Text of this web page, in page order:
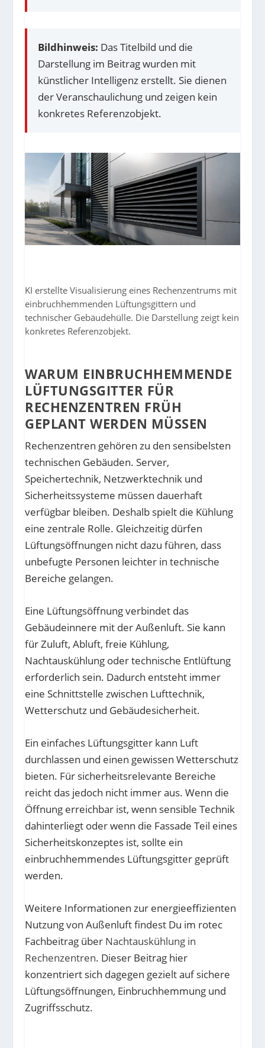
Bildhinweis: Das Titelbild und die
Darstellung im Beitrag wurden mit
künstlicher Intelligenz erstellt. Sie dienen
der Veranschaulichung und zeigen kein
konkretes Referenzobjekt.
KI erstellte Visualisierung eines Rechenzentrums mit
einbruchhemmenden Lüftungsgittern und
technischer Gebäudehülle. Die Darstellung zeigt kein
konkretes Referenzobjekt.
WARUM EINBRUCHHEMMENDE
LÜFTUNGSGITTER FÜR
RECHENZENTREN FRÜH
GEPLANT WERDEN MÜSSEN
Rechenzentren gehören zu den sensibelsten
technischen Gebäuden. Server,
Speichertechnik, Netzwerktechnik und
Sicherheitssysteme müssen dauerhaft
verfügbar bleiben. Deshalb spielt die Kühlung
eine zentrale Rolle. Gleichzeitig dürfen
Lüftungsöffnungen nicht dazu führen, dass
unbefugte Personen leichter in technische
Bereiche gelangen.
Eine Lüftungsöffnung verbindet das
Gebäudeinnere mit der Außenluft. Sie kann
für Zuluft, Abluft, freie Kühlung,
Nachtauskühlung oder technische Entlüftung
erforderlich sein. Dadurch entsteht immer
eine Schnittstelle zwischen Lufttechnik,
Wetterschutz und Gebäudesicherheit.
Ein einfaches Lüftungsgitter kann Luft
durchlassen und einen gewissen Wetterschutz
bieten. Für sicherheitsrelevante Bereiche
reicht das jedoch nicht immer aus. Wenn die
Öffnung erreichbar ist, wenn sensible Technik
dahinterliegt oder wenn die Fassade Teil eines
Sicherheitskonzeptes ist, sollte ein
einbruchhemmendes Lüftungsgitter geprüft
werden.
Weitere Informationen zur energieeffizienten
Nutzung von Außenluft findest Du im rotec
Fachbeitrag über Nachtauskühlung in
Rechenzentren. Dieser Beitrag hier
konzentriert sich dagegen gezielt auf sichere
Lüftungsöffnungen, Einbruchhemmung und
Zugriffsschutz.